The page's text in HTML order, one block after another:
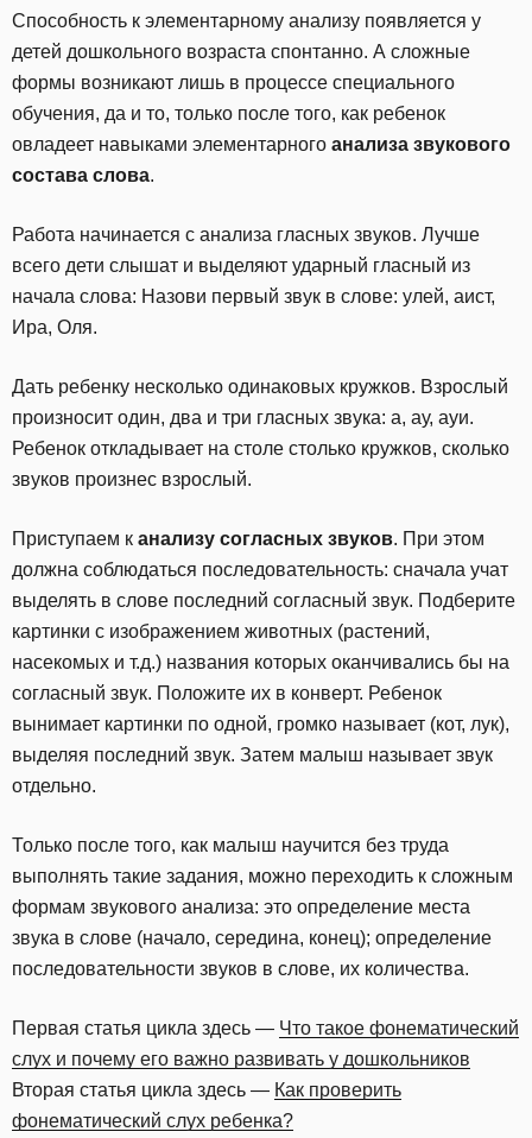
Способность к элементарному анализу появляется у
детей дошкольного возраста спонтанно. А сложные
формы возникают лишь в процессе специального
обучения, да и то, только после того, как ребенок
овладеет навыками элементарного анализа звукового
состава слова.
Работа начинается с анализа гласных звуков. Лучше
всего дети слышат и выделяют ударный гласный из
начала слова: Назови первый звук в слове: улей, аист,
Ира, Оля.
Дать ребенку несколько одинаковых кружков. Взрослый
произносит один, два и три гласных звука: а, ау, ауи.
Ребенок откладывает на столе столько кружков, сколько
звуков произнес взрослый.
Приступаем к анализу согласных звуков. При этом
должна соблюдаться последовательность: сначала учат
выделять в слове последний согласный звук. Подберите
картинки с изображением животных (растений,
насекомых и т.д.) названия которых оканчивались бы на
согласный звук. Положите их в конверт. Ребенок
вынимает картинки по одной, громко называет (кот, лук),
выделяя последний звук. Затем малыш называет звук
отдельно.
Только после того, как малыш научится без труда
выполнять такие задания, можно переходить к сложным
формам звукового анализа: это определение места
звука в слове (начало, середина, конец); определение
последовательности звуков в слове, их количества.
Первая статья цикла здесь — Что такое фонематический
слух и почему его важно развивать у дошкольников
Вторая статья цикла здесь — Как проверить
фонематический слух ребенка?